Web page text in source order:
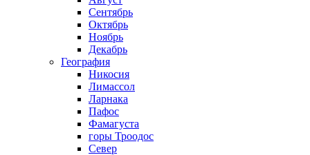
Сентябрь
Октябрь
Ноябрь
Декабрь
География
Никосия
Лимассол
Ларнака
Пафос
Фамагуста
горы Троодос
Север